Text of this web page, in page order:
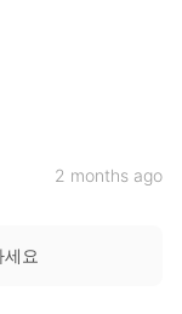
2 months ago
요